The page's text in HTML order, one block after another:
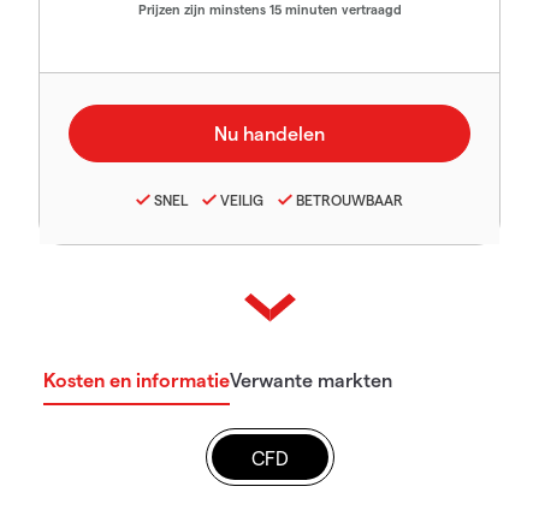
Prijzen zijn minstens 15 minuten vertraagd
SNEL VEILIG BETROUWBAAR
Kosten en informatieVerwante markten
CFD